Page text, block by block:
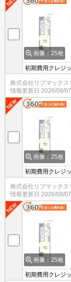
画像：25枚
初期費用クレジ
株式会社リブマックス
情報更新日 2026/08/07
画像：25枚
初期費用クレジ
トWiFi無料★ス
株式会社リブマック
情報更新日 2026/08/07
画像：25枚
初期費用クレジ